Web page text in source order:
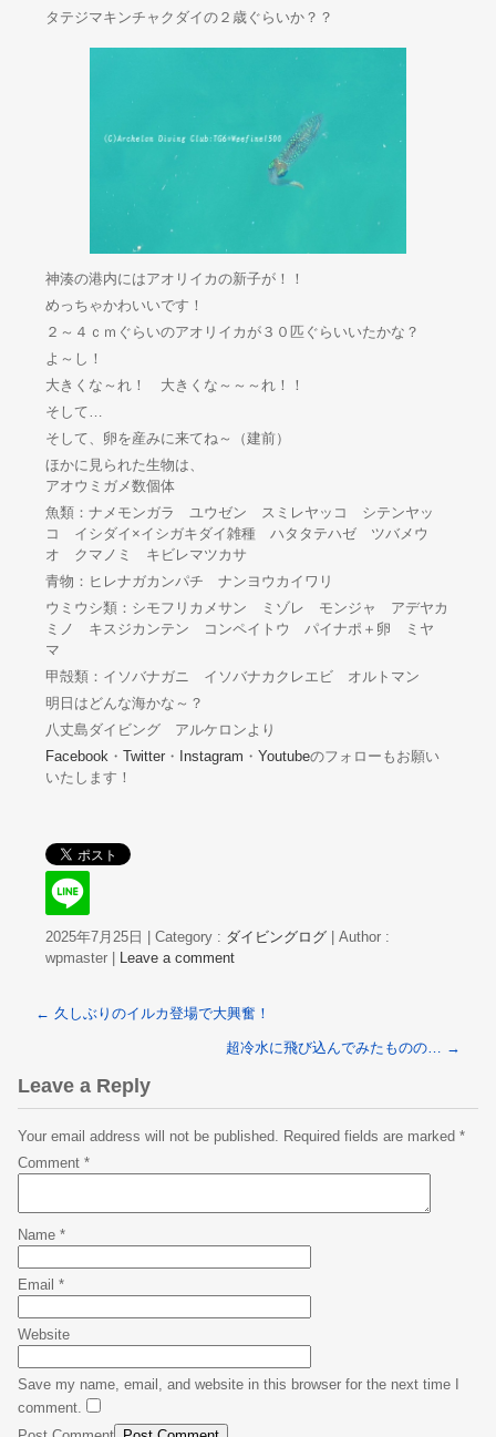
タテジマキンチャクダイの２歳ぐらいか？？
神湊の港内にはアオリイカの新子が！！
めっちゃかわいいです！
２～４ｃｍぐらいのアオリイカが３０匹ぐらいいたかな？
よ～し！
大きくな～れ！ 大きくな～～～れ！！
そして…
そして、卵を産みに来てね～（建前）
ほかに見られた生物は、
アオウミガメ数個体
魚類：ナメモンガラ ユウゼン スミレヤッコ シテンヤッ
コ イシダイ×イシガキダイ雑種 ハタタテハゼ ツバメウ
オ クマノミ キビレマツカサ
青物：ヒレナガカンパチ ナンヨウカイワリ
ウミウシ類：シモフリカメサン ミゾレ モンジャ アデヤカ
ミノ キスジカンテン コンペイトウ パイナポ＋卵 ミヤ
マ
甲殻類：イソバナガニ イソバナカクレエビ オルトマン
明日はどんな海かな～？
八丈島ダイビング アルケロンより
Facebook ・ Twitter ・ Instagram ・ Youtubeのフォローもお願い
いたします！
2025年7月25日 Category : ダイビングログ
Author :
wpmaster
Leave a comment
← 久しぶりのイルカ登場で大興奮！
超冷水に飛び込んでみたものの… →
Leave a Reply
Your email address will not be published. Required fields are marked *
Comment *
Name *
Email *
Website
Save my name, email, and website in this browser for the next time I
comment.